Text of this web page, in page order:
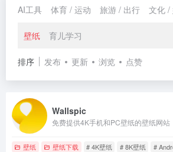
AI工具 体育 / 运动 旅游 / 出行 文化 /
壁纸 育儿学习
排序 发布 更新 浏览 点赞
Wallspic
免费提供4K手机和PC壁纸的壁纸网站
壁纸 壁纸下载 # 4K壁纸 # 8K壁纸 #